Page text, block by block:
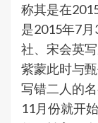
称其是在
是2015年7
社、宋会英
紫蒙此时与
写错二人的
11月份就开